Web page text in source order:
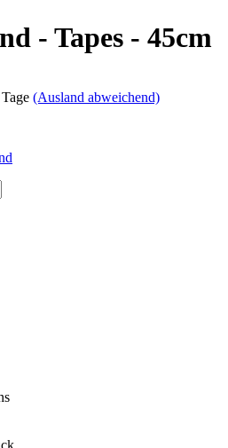
- Tapes - 45cm
(Ausland abweichend)